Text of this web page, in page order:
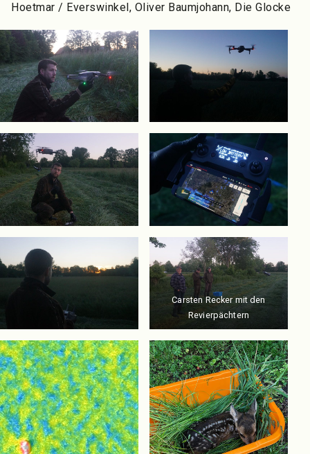
Hoetmar / Everswinkel, Oliver Baumjohann, Die Glocke
Carsten Recker mit den
Revierpächtern